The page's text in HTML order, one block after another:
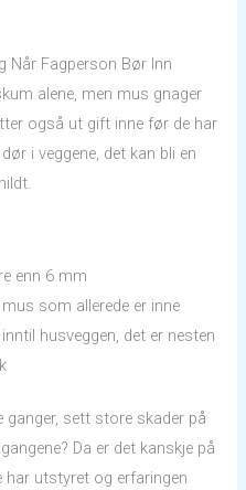
Når Fagperson Bør Inn
alene, men mus gnager
også ut gift inne før de har
i veggene, det kan bli en
enn 6 mm
som allerede er inne
husveggen, det er nesten
sett store skader på
Da er det kanskje på
har utstyret og erfaringen